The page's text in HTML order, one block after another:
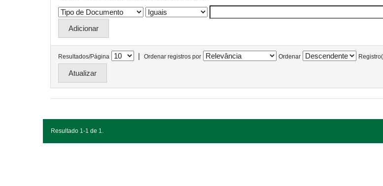
Resultados/Página | Ordenar registros por Ordenar
Resultado 1-1 de 1.